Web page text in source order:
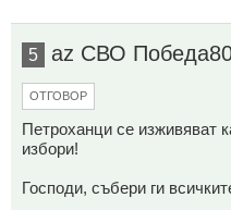
5 az СВО
ОТГОВОР
Петроханци се изживяват
избори!
Господи, събери ги